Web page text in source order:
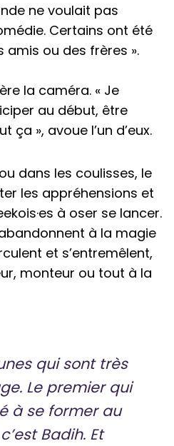
ne voulait pas
Certains ont été
amis ou des frères ».
la caméra. « Je
au début, être
», avoue l’un d’eux.
dans les coulisses, le
les appréhensions et
à oser se lancer.
à la magie
et s’entremêlent,
monteur ou tout à la
qui sont très
Le premier qui
à se former au
Badih. Et